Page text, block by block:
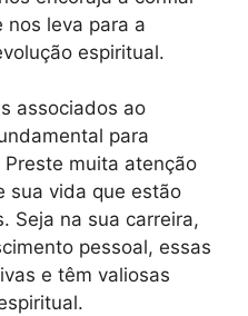
nos leva para a
espiritual.
associados ao
para
muita atenção
sua vida que estão
Seja na sua carreira,
pessoal, essas
e têm valiosas